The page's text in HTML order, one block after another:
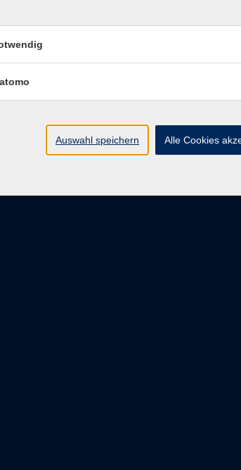
Auswahl speichern Alle Cookies